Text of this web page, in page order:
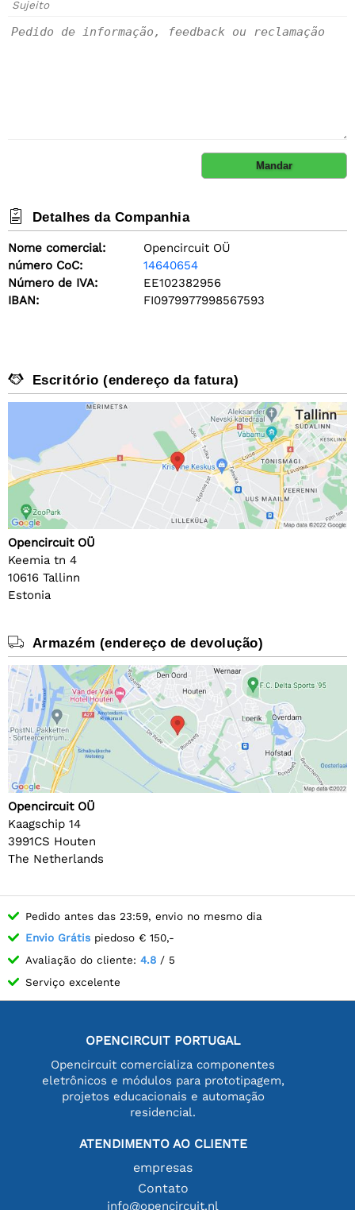
Mandar
Detalhes da Companhia
Nome comercial:
Opencircuit OÜ
número CoC:
14640654
Número de IVA:
EE102382956
IBAN:
FI0979977998567593
Escritório (endereço da fatura)
Opencircuit OÜ
Keemia tn 4
10616 Tallinn
Estonia
Armazém (endereço de devolução)
Opencircuit OÜ
Kaagschip 14
3991CS Houten
The Netherlands
Pedido antes das 23:59, envio no mesmo dia
Envio Grátis piedoso € 150,-
Avaliação do cliente: 4.8 / 5
Serviço excelente
OPENCIRCUIT PORTUGAL
Opencircuit comercializa componentes
eletrônicos e módulos para prototipagem,
projetos educacionais e automação
residencial.
ATENDIMENTO AO CLIENTE
empresas
Contato
info@opencircuit.nl